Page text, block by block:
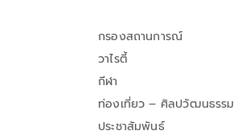
กรองสถานการณ์
วาไรตี้
กีฬา
ท่องเที่ยว – ศิลปวัฒนธรรม
ประชาสัมพันธ์